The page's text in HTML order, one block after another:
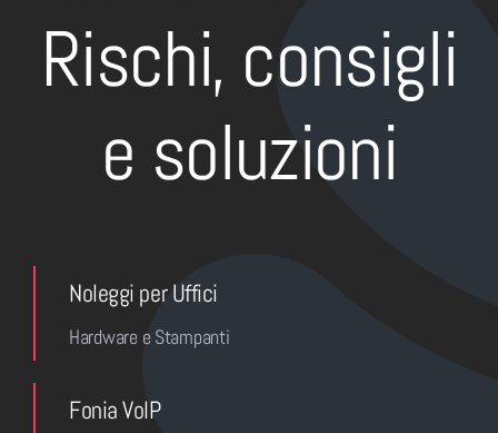
Rischi, consigli
e soluzioni
Noleggi per Uffici
Hardware e Stampanti
Fonia VoIP